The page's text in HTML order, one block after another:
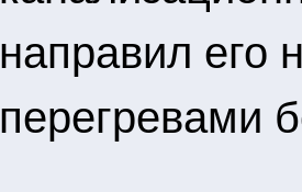
направил его
перегревами